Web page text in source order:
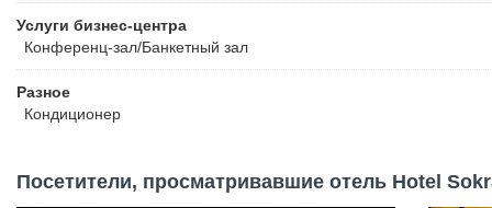
Услуги бизнес-центра
Конференц-зал/Банкетный зал
Разное
Кондиционер
Посетители, просматривавшие отель Hotel